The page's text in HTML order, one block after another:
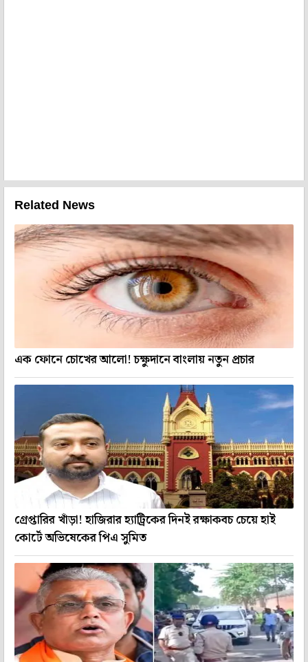
Related News
এক ফোনে চোখের আলো! চক্ষুদানে বাংলায় নতুন প্রচার
গ্রেপ্তারির খাঁড়া! হাজিরার হ্যাট্রিকের দিনই রক্ষাকবচ চেয়ে হাই
কোর্টে অভিষেকের পিএ সুমিত